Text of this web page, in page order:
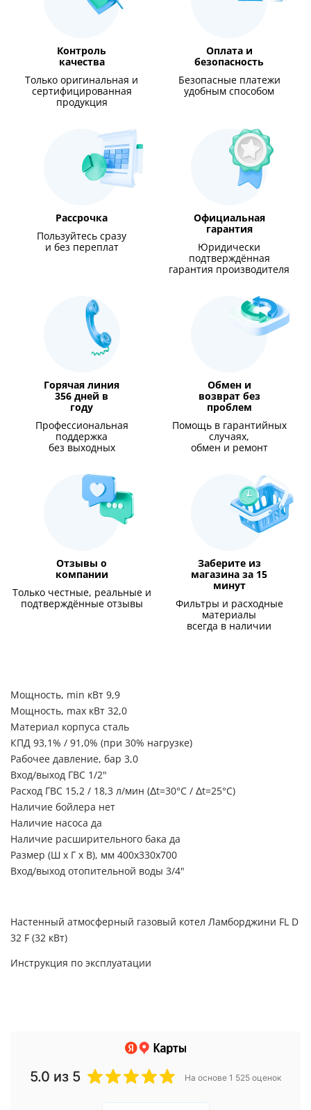
Контроль
качества
Только оригинальная и
сертифицированная
продукция
Оплата и
безопасность
Безопасные платежи
удобным способом
Рассрочка
Пользуйтесь сразу
и без переплат
Официальная
гарантия
Юридически
подтверждённая
гарантия производителя
Горячая линия
356 дней в
году
Профессиональная
поддержка
без выходных
Обмен и
возврат без
проблем
Помощь в гарантийных
случаях,
обмен и ремонт
Отзывы о
компании
Только честные, реальные и
подтверждённые отзывы
Заберите из
магазина за 15
минут
Фильтры и расходные
материалы
всегда в наличии
Мощность, min кВт 9,9
Мощность, max кВт 32,0
Материал корпуса сталь
КПД 93,1% / 91,0% (при 30% нагрузке)
Рабочее давление, бар 3,0
Вход/выход ГВС 1/2"
Расход ГВС 15,2 / 18,3 л/мин (Δt=30°С / Δt=25°С)
Наличие бойлера нет
Наличие насоса да
Наличие расширительного бака да
Размер (Ш х Г х В), мм 400х330х700
Вход/выход отопительной воды 3/4"
Настенный атмосферный газовый котел Ламборджини FL D
32 F (32 кВт)
Инструкция по эксплуатации
5.0 из 5 На основе 1 525 оценок